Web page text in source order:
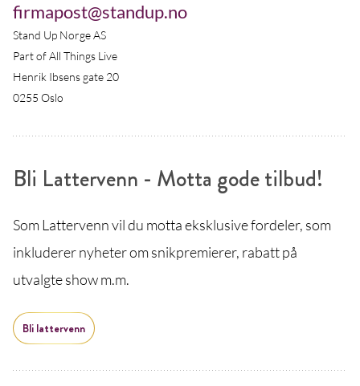
firmapost@standup.no
Stand Up Norge AS
Part of All Things Live
Henrik Ibsens gate 20
0255 Oslo
Bli Lattervenn - Motta gode tilbud!
Som Lattervenn vil du motta eksklusive fordeler, som
inkluderer nyheter om snikpremierer, rabatt på
utvalgte show m.m.
Bli lattervenn